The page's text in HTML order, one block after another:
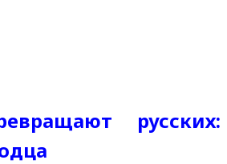
русских: